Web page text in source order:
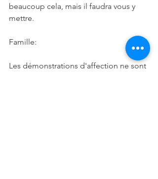
beaucoup cela, mais il faudra vous y
mettre.
Famille:
Les démonstrations d'affection ne sont